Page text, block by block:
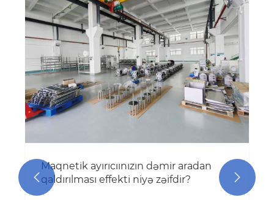
"Maqnetik dəqiqlik, keyfiyyət
zəmanəti" - maqnit ayırıcılarının iş
prinsipini açmaq
Ətraflı Baxın >>
 